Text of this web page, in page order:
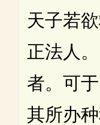
天子若
正法人
者。可
其所办